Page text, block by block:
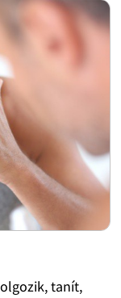
tanít,